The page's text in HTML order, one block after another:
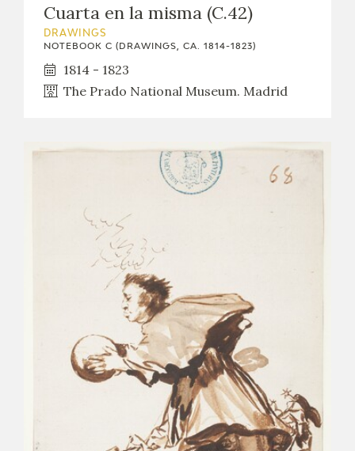
FRANCISCO DE GOYA
PREMIO ARAGÓN GOYA
PUBLICACIONES
Cuarta en la misma (C.42)
DRAWINGS
NOTEBOOK C (DRAWINGS, CA. 1814-1823)
1814 - 1823
The Prado National Museum. Madrid